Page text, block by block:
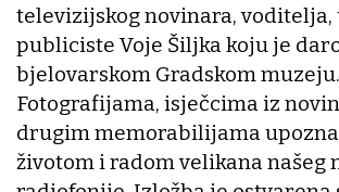
televizijskog novinara,
publiciste Voje Šiljka koju je
bjelovarskom Gradskom muzeju.
Fotografijama, isječcima iz
drugim memorabilijama
životom i radom velikana našeg